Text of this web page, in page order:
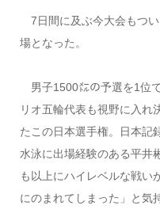
7日間に及ぶ今大会もつ
場となった。
男子1500㍍の予選を1位
リオ五輪代表も視野に入れ
たこの日本選手権。日本記
水泳に出場経験のある平井
も以上にハイレベルな戦い
にのまれてしまった」と気